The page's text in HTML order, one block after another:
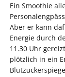
Ein Smoothie
Aber er kann
Energie durch
11.30 Uhr
plötzlich in ein